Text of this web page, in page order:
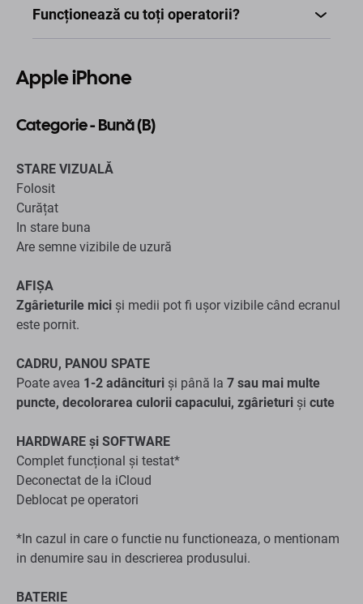
Curățat
In stare buna
Zgârieturile miciși medii pot fi ușor vizibile când ecranul
este pornit.
CADRU, PANOU SPATE
Poate avea1-2 adâncituriși până la
HARDWARE și SOFTWARE
Complet funcțional și testat*
Deblocat pe operatori
*In cazul in care o functie nu functioneaza, o mentionam
BATERIE
Bateria originală sau schimbată cu una nouă
Min. 80% sau mai mult